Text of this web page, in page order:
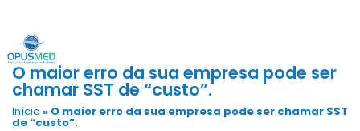
O maior erro da sua empresa pode ser
chamar SST de “custo”.
Início » O maior erro da sua empresa pode ser chamar SST
de “custo”.